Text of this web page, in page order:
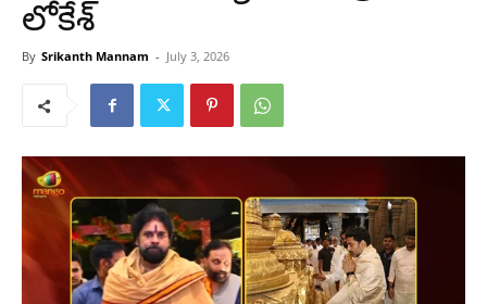
లోకేశ్
By Srikanth Mannam - July 3, 2026